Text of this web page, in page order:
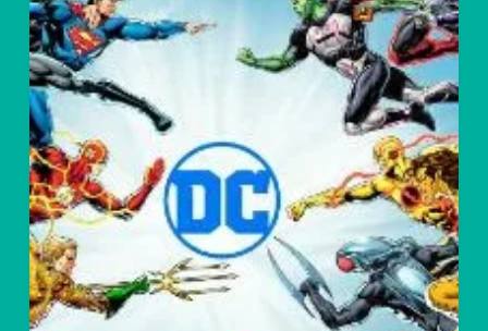
🥀